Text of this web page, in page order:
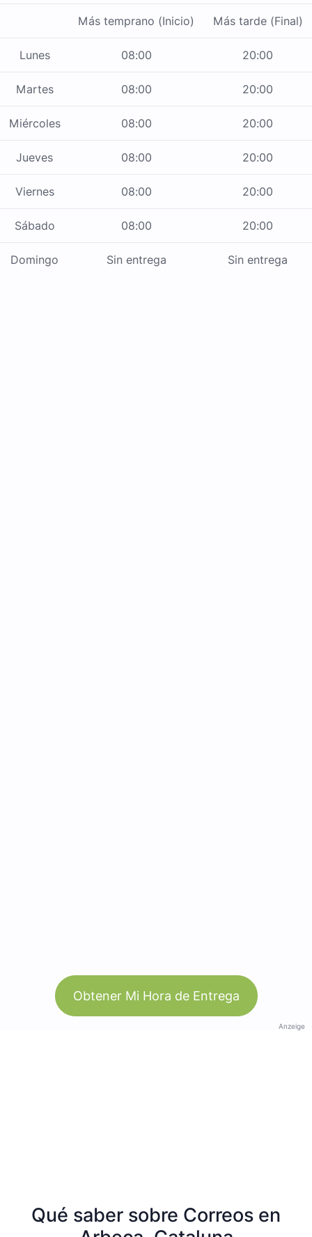
Más temprano (Inicio) Más tarde (Final)
Lunes 08:00 20:00
Martes 08:00 20:00
Miércoles 08:00 20:00
Jueves 08:00 20:00
Viernes 08:00 20:00
Sábado 08:00 20:00
Domingo Sin entrega Sin entrega
Obtener Mi Hora de Entrega
Anzeige
Qué saber sobre Correos en